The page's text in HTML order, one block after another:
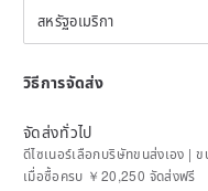
used for the torso
beans staff diary”
สหรัฐอเมริกา
วิธีการจัดส่ง
จัดส่งทั่วไป
ดีไซเนอร์เลือกบริษัทขนส่งเอง |
เมื่อซื้อครบ ￥20,250 จัดส่งฟรี